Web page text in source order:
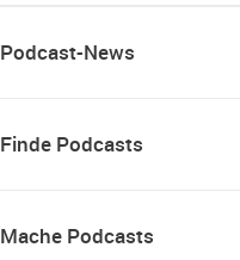
Podcast-News
Finde Podcasts
Mache Podcasts